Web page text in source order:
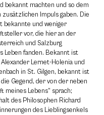
bekannt machten und so dem
Impuls gaben. Die
bekannte und weniger
vor, die hier an der
und Salzburg
Leben fanden. Bekannt ist
Alexander Lernet-Holenia und
in St. Gilgen, bekannt ist
Gegend, der von der neben
meines Lebens“ sprach;
des Philosophen Richard
des Lieblingsenkels